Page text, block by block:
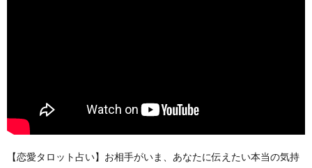
【恋愛タロット占い】お相手がいま、あなたに伝えたい本当の気持